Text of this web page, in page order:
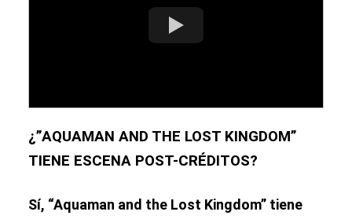
¿”AQUAMAN AND THE LOST KINGDOM”
TIENE ESCENA POST-CRÉDITOS?
Sí, “Aquaman and the Lost Kingdom” tiene